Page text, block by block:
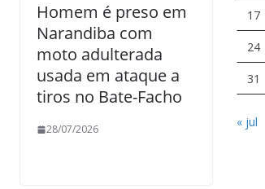
Homem é preso em
Narandiba com
moto adulterada
usada em ataque a
tiros no Bate-Facho
28/07/2026
17
24
31
« jul